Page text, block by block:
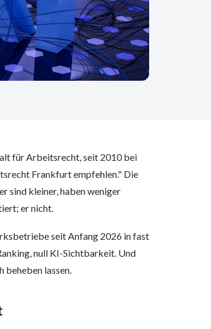
für Arbeitsrecht, seit 2010 bei
Frankfurt empfehlen." Die
sind kleiner, haben weniger
er nicht.
seit Anfang 2026 in fast
null KI-Sichtbarkeit. Und
beheben lassen.